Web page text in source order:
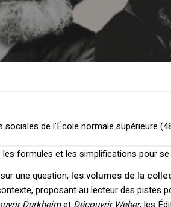
de l’École normale supérieure
les formules et les simplifications pour
une question, les volumes de la
proposant au lecteur des pistes